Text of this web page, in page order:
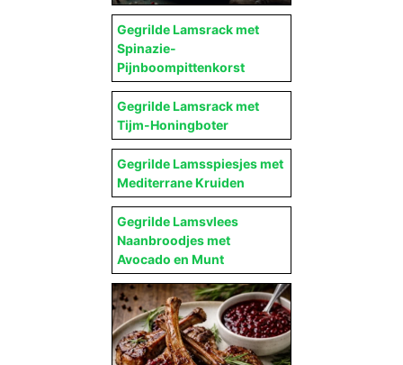
Gegrilde Lamsrack met
Spinazie-
Pijnboompittenkorst
Gegrilde Lamsrack met
Tijm-Honingboter
Gegrilde Lamsspiesjes met
Mediterrane Kruiden
Gegrilde Lamsvlees
Naanbroodjes met
Avocado en Munt